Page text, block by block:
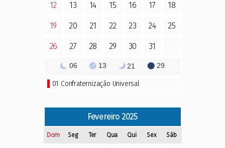
12 13 14 15 16 17 18
19 20 21 22 23 24 25
26 27 28 29 30 31
06 13 21 29
01 Confraternização Universal
Fevereiro 2025
Dom Seg Ter Qua Qui Sex Sáb